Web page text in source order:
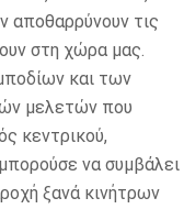
αποθαρρύνουν τις
στη χώρα μας.
και των
μελετών που
κεντρικού,
να συμβάλει
ξανά κινήτρων